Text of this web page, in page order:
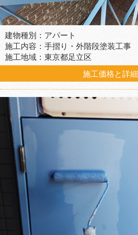
建物種別：アパート
施工内容：手摺り・外階段塗装工事
施工地域：東京都足立区
施工価格と詳細